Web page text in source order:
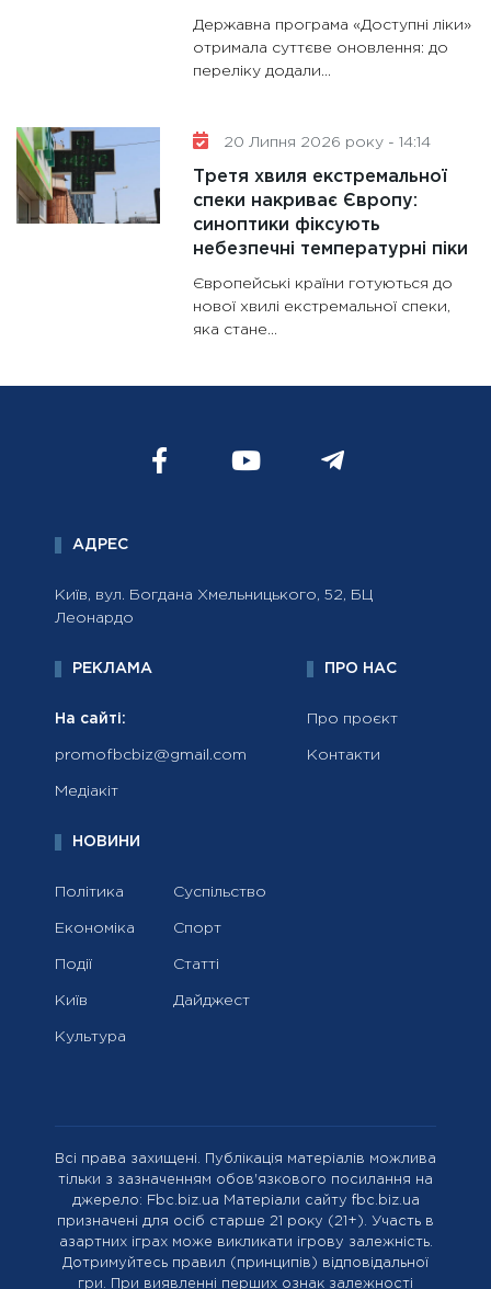
Державна програма «Доступні ліки»
отримала суттєве оновлення: до
переліку додали...
20 Липня 2026 року - 14:14
Третя хвиля екстремальної
спеки накриває Європу:
синоптики фіксують
небезпечні температурні піки
Європейські країни готуються до
нової хвилі екстремальної спеки,
яка стане...
АДРЕС
Київ, вул. Богдана Хмельницького, 52, БЦ
Леонардо
РЕКЛАМА
На сайті:
promofbcbiz@gmail.com
Медіакіт
ПРО НАС
Про проєкт
Контакти
НОВИНИ
Політика
Економіка
Події
Київ
Культура
Суспільство
Спорт
Статті
Дайджест
Всі права захищені. Публікація матеріалів можлива
тільки з зазначенням обов'язкового посилання на
джерело: Fbc.biz.ua Матеріали сайту fbc.biz.ua
призначені для осіб старше 21 року (21+). Участь в
азартних іграх може викликати ігрову залежність.
Дотримуйтесь правил (принципів) відповідальної
гри. При виявленні перших ознак залежності